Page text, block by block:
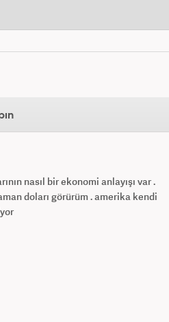
nasıl bir ekonomi anlayışı var .
doları görürüm . amerika kendi